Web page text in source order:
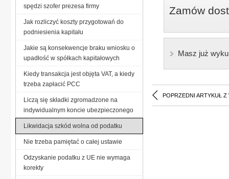
Zamów
Masz już
POPRZEDNI ARTYKUŁ Z
spędzi szofer prezesa firmy
Jak rozliczyć koszty przygotowań do
podniesienia kapitału
Jakie są konsekwencje braku wniosku o
upadłość w spółkach kapitałowych
Kiedy transakcja jest objęta VAT, a kiedy
trzeba zapłacić PCC
Liczą się składki zgromadzone na
indywidualnym koncie ubezpieczonego
Likwidacja szkód wolna od podatku
Nie trzeba pamiętać o całej ustawie
Odzyskanie podatku z UE nie wymaga
korekty